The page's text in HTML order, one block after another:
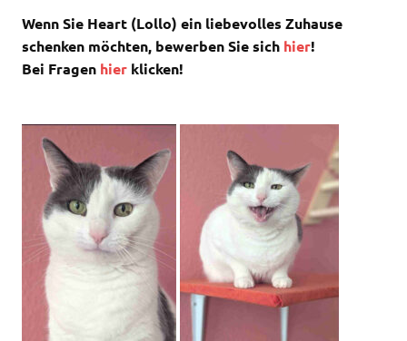
Wenn Sie Heart (Lollo) ein liebevolles Zuhause
schenken möchten, bewerben Sie sich hier!
Bei Fragen hier klicken!